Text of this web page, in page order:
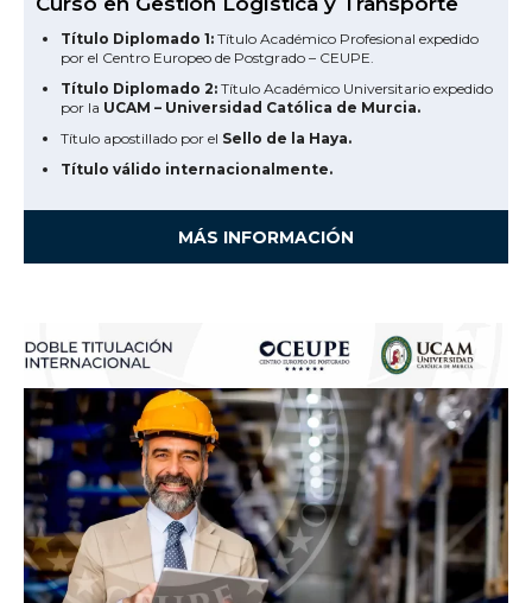
Título Diplomado 1: Título Académico Profesional expedido
por el Centro Europeo de Postgrado – CEUPE.
Título Diplomado 2: Título Académico Universitario expedido
por la UCAM – Universidad Católica de Murcia.
Título apostillado por el Sello de la Haya.
Título válido internacionalmente.
MÁS INFORMACIÓN